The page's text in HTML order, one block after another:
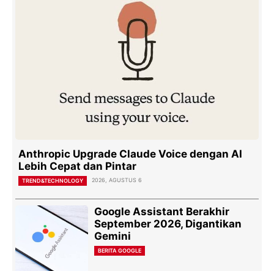
Anthropic Upgrade Claude Voice dengan AI
Lebih Cepat dan Pintar
TREND&TECHNOLOGY 2026, AGUSTUS 6
Google Assistant Berakhir
September 2026, Digantikan
Gemini
BERITA GOOGLE